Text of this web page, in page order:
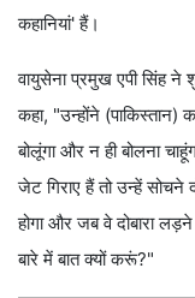
कहानियां' हैं।
वायुसेना प्रमुख एपी सिंह
कहा, "उन्होंने
बोलूंगा और न ही बोलना
जेट गिराए हैं तो उन्हें सोचने
होगा और जब वे दोबारा
बारे में बात क्यों करूं?"